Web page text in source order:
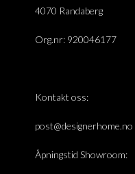
4070 Randaberg
Org.nr: 920046177
Kontakt oss:
post@designerhome.no
Åpningstid Showroom: